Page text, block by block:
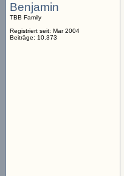
Benjamin
TBB Family
Registriert seit: Mar 2004
Beiträge: 10.373